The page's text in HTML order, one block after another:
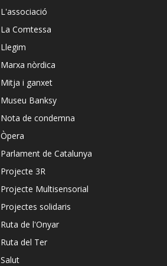
L'associació
La Comtessa
Llegim
Marxa nòrdica
Mitja i ganxet
Museu Banksy
Nota de condemna
Òpera
Parlament de Catalunya
Projecte 3R
Projecte Multisensorial
Projectes solidaris
Ruta de l'Onyar
Ruta del Ter
Salut